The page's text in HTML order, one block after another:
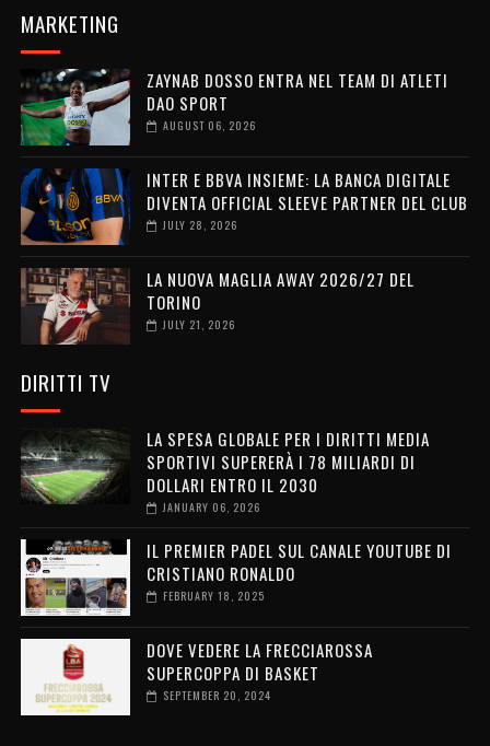
MARKETING
ZAYNAB DOSSO ENTRA NEL TEAM DI ATLETI
DAO SPORT
AUGUST 06, 2026
INTER E BBVA INSIEME: LA BANCA DIGITALE
DIVENTA OFFICIAL SLEEVE PARTNER DEL CLUB
JULY 28, 2026
LA NUOVA MAGLIA AWAY 2026/27 DEL
TORINO
JULY 21, 2026
DIRITTI TV
LA SPESA GLOBALE PER I DIRITTI MEDIA
SPORTIVI SUPERERÀ I 78 MILIARDI DI
DOLLARI ENTRO IL 2030
JANUARY 06, 2026
IL PREMIER PADEL SUL CANALE YOUTUBE DI
CRISTIANO RONALDO
FEBRUARY 18, 2025
DOVE VEDERE LA FRECCIAROSSA
SUPERCOPPA DI BASKET
SEPTEMBER 20, 2024